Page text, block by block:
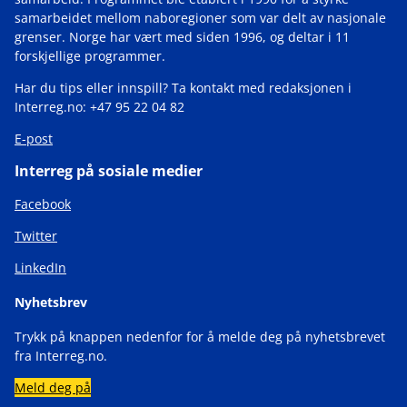
samarbeidet mellom naboregioner som var delt av nasjonale
grenser. Norge har vært med siden 1996, og deltar i 11
forskjellige programmer.
Har du tips eller innspill? Ta kontakt med redaksjonen i
Interreg.no: +47 95 22 04 82
E-post
Interreg på sosiale medier
Facebook
Twitter
LinkedIn
Nyhetsbrev
Trykk på knappen nedenfor for å melde deg på nyhetsbrevet
fra Interreg.no.
Meld deg på